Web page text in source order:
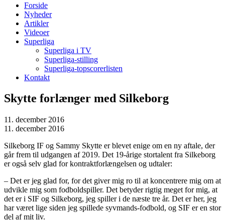
Forside
Nyheder
Artikler
Videoer
Superliga
Superliga i TV
Superliga-stilling
Superliga-topscorerlisten
Kontakt
Skytte forlænger med Silkeborg
11. december 2016
11. december 2016
Silkeborg IF og Sammy Skytte er blevet enige om en ny aftale, der
går frem til udgangen af 2019. Det 19-årige stortalent fra Silkeborg
er også selv glad for kontraktforlængelsen og udtaler:
– Det er jeg glad for, for det giver mig ro til at koncentrere mig om at
udvikle mig som fodboldspiller. Det betyder rigtig meget for mig, at
det er i SIF og Silkeborg, jeg spiller i de næste tre år. Det er her, jeg
har været lige siden jeg spillede syvmands-fodbold, og SIF er en stor
del af mit liv.